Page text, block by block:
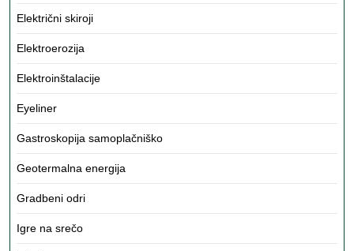
Električni skiroji
Elektroerozija
Elektroinštalacije
Eyeliner
Gastroskopija samoplačniško
Geotermalna energija
Gradbeni odri
Igre na srečo